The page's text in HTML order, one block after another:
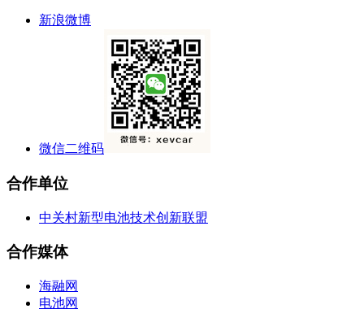
新浪微博
微信二维码
合作单位
中关村新型电池技术创新联盟
合作媒体
海融网
电池网